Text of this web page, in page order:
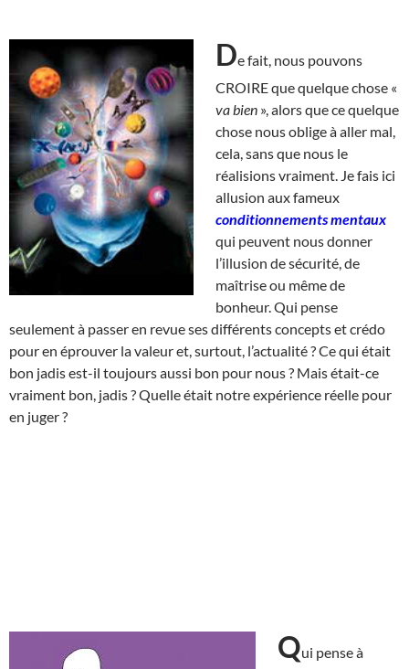
De fait, nous pouvons
CROIRE que quelque chose «
va bien », alors que ce quelque
chose nous oblige à aller mal,
cela, sans que nous le
réalisions vraiment. Je fais ici
allusion aux fameux
conditionnements mentaux
qui peuvent nous donner
l’illusion de sécurité, de
maîtrise ou même de
bonheur. Qui pense
seulement à passer en revue ses différents concepts et crédo
pour en éprouver la valeur et, surtout, l’actualité ? Ce qui était
bon jadis est-il toujours aussi bon pour nous ? Mais était-ce
vraiment bon, jadis ? Quelle était notre expérience réelle pour
en juger ?
Qui pense à